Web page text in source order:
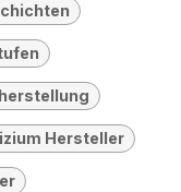
Hersteller